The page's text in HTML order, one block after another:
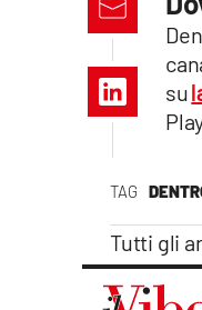
TAG
Tutti gli
su